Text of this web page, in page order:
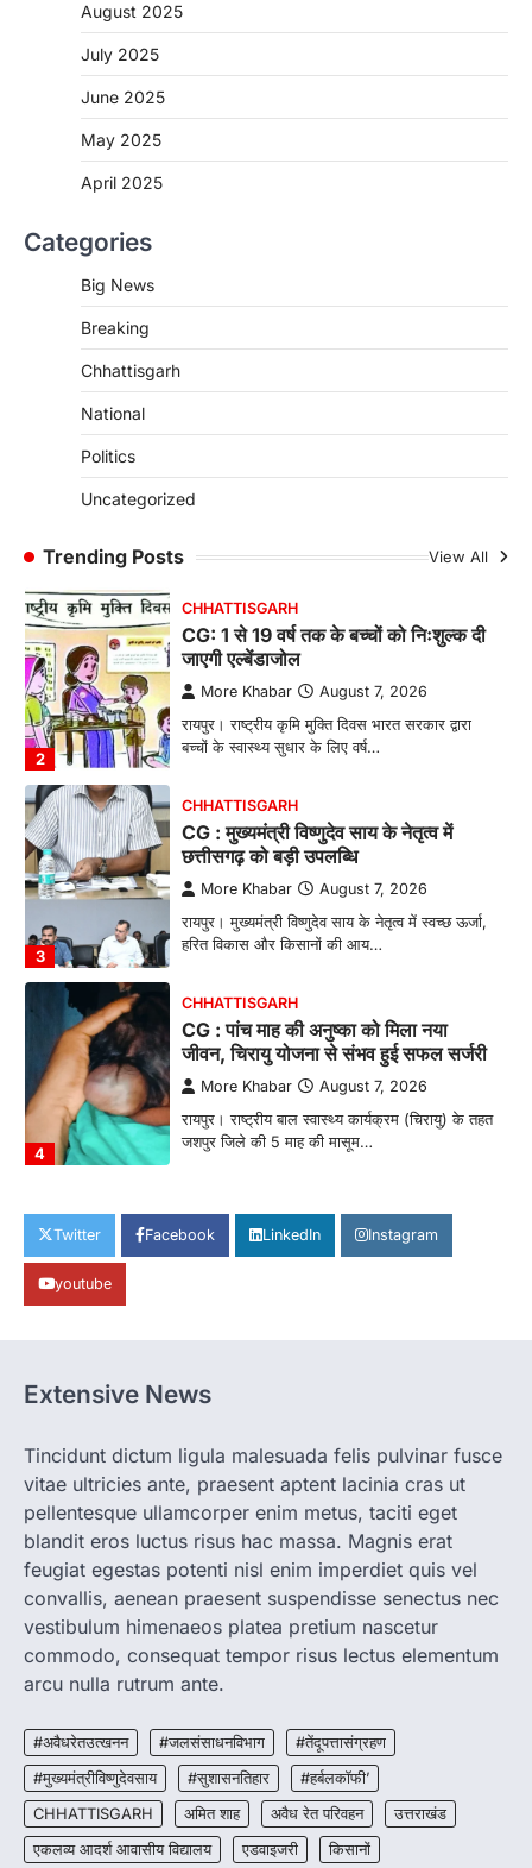
August 2025
July 2025
June 2025
May 2025
April 2025
Categories
Big News
Breaking
Chhattisgarh
National
Politics
Uncategorized
Trending Posts View All
CHHATTISGARH
जशपुर जिले की 5 माह की मासूम…
CG: छिपली की दीदियों का कमाल, बकरी
बनाने की दिशा में जिले के नगरी…
2
CHHATTISGARH
CG: 1 से 19 वर्ष तक के बच्चों को निःशुल्क दी
जाएगी एल्बेंडाजोल
More Khabar August 7, 2026
रायपुर। राष्ट्रीय कृमि मुक्ति दिवस भारत सरकार द्वारा
बच्चों के स्वास्थ्य सुधार के लिए वर्ष…
3
CHHATTISGARH
CG : मुख्यमंत्री विष्णुदेव साय के नेतृत्व में
छत्तीसगढ़ को बड़ी उपलब्धि
More Khabar August 7, 2026
रायपुर। मुख्यमंत्री विष्णुदेव साय के नेतृत्व में स्वच्छ ऊर्जा,
हरित विकास और किसानों की आय…
4
CHHATTISGARH
CG : पांच माह की अनुष्का को मिला नया
जीवन, चिरायु योजना से संभव हुई सफल सर्जरी
More Khabar August 7, 2026
रायपुर। राष्ट्रीय बाल स्वास्थ्य कार्यक्रम (चिरायु) के तहत
जशपुर जिले की 5 माह की मासूम…
CG: छिपली की दीदियों का कमाल, बकरी
पालन से बढ़ी आय और मजबूत हुआ आत्मविश्वास
बनाने की दिशा में जिले के नगरी…
2
CHHATTISGARH
जाएगी एल्बेंडाजोल
More Khabar August 7, 2026
रायपुर। राष्ट्रीय कृमि मुक्ति दिवस भारत सरकार द्वारा
बच्चों के स्वास्थ्य सुधार के लिए वर्ष…
3
CHHATTISGARH
CG : मुख्यमंत्री विष्णुदेव साय के नेतृत्व में
छत्तीसगढ़ को बड़ी उपलब्धि
More Khabar
हरित विकास और किसानों की आय…
CHHATTISGARH
CG : पांच माह की अनुष्का को मिला नया
जीवन, चिरायु योजना से संभव हुई सफल सर्जरी
Twitter Facebook LinkedIn Instagram
youtube
Extensive News
Tincidunt dictum ligula malesuada felis pulvinar fusce
vitae ultricies ante, praesent aptent lacinia cras ut
pellentesque ullamcorper enim metus, taciti eget
blandit eros luctus risus hac massa. Magnis erat
feugiat egestas potenti nisl enim imperdiet quis vel
convallis, aenean praesent suspendisse senectus nec
vestibulum himenaeos platea pretium nascetur
commodo, consequat tempor risus lectus elementum
arcu nulla rutrum ante.
#अवैधरेतउत्खनन #जलसंसाधनविभाग
#तेंदूपत्तासंग्रहण
#मुख्यमंत्रीविष्णुदेवसाय
#सुशासनतिहार
#हर्बलकॉफी’
CHHATTISGARH
अमित शाह अवैध रेत परिवहन
उत्तराखंड
एकलव्य आदर्श आवासीय विद्यालय
एडवाइजरी किसानों